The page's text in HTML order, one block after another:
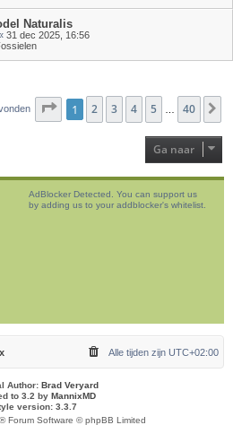
Naturalis
31 dec 2025, 16:56
Pagina1 van 40
1 2 3 4 5 40
Ga naar
AdBlocker Detected. You can support us
by adding us to your addblocker's whitelist.
Alle tijden zijn UTC+02:00
Author: Brad Veryard
to 3.2 by MannixMD
version: 3.3.7
® Forum Software © phpBB Limited